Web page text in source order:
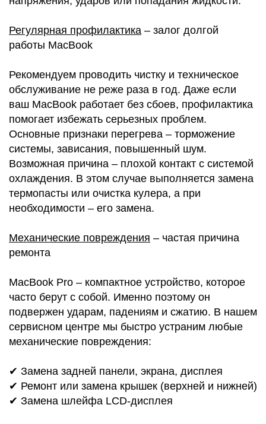
Регулярная профилактика – залог долгой
работы MacBook
Рекомендуем проводить чистку и техническое
обслуживание не реже раза в год. Даже если
ваш MacBook работает без сбоев, профилактика
помогает избежать серьезных проблем.
Основные признаки перегрева – торможение
системы, зависания, повышенный шум.
Возможная причина – плохой контакт с системой
охлаждения. В этом случае выполняется замена
термопасты или очистка кулера, а при
необходимости – его замена.
Механические повреждения – частая причина
ремонта
MacBook Pro – компактное устройство, которое
часто берут с собой. Именно поэтому он
подвержен ударам, падениям и сжатию. В нашем
сервисном центре мы быстро устраним любые
механические повреждения:
✔ Замена задней панели, экрана, дисплея
✔ Ремонт или замена крышек (верхней и нижней)
✔ Замена шлейфа LCD-дисплея